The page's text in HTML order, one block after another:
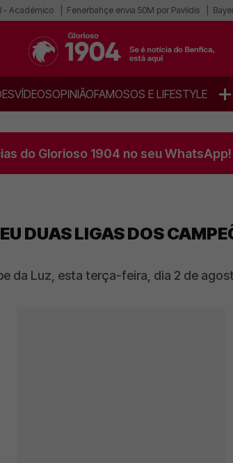
- Académico Fenerbahçe envia 50M por Pavlidis
VÍDEOSOPINIÃOFAMOSOS E LIFESTYLE +
do Glorioso 1904 no seu WhatsApp!
DUAS LIGAS DOS
da Luz, esta terça-feira, dia 2 de